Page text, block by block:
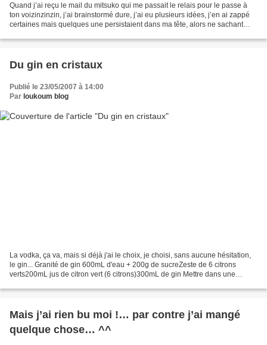
Quand j’ai reçu le mail du mitsuko qui me passait le relais pour le passe à
ton voizinzinzin, j’ai brainstormé dure, j’ai eu plusieurs idées, j’en ai zappé
certaines mais quelques une persistaient dans ma tête, alors ne sachant
Du gin en cristaux
Publié le 23/05/2007 à 14:00
Par loukoum blog
La vodka, ça va, mais si déjà j'ai le choix, je choisi, sans aucune hésitation,
le gin... Granité de gin 600mL d'eau + 200g de sucreZeste de 6 citrons
verts200mL jus de citron vert (6 citrons)300mL de gin Mettre dans une
Mais j’ai rien bu moi !… par contre j’ai mangé
quelque chose… ^^